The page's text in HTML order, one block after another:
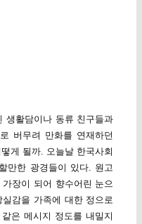
생활담이나 동류 친구들과
버무려 만화를 연재하던
게 될까. 오늘날 한국사회
만한 광경들이 있다. 원고
장이 되어 향수어린 눈으
감을 가족에 대한 정으로
은 메시지 정도를 내밀지